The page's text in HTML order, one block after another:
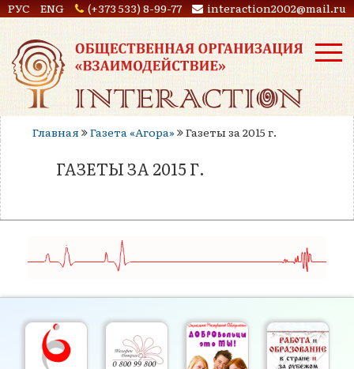
РУС ENG (+373 533) 8-99-77 interaction2002@mail.ru
Главная Газета «Агора» Газеты за 2015 г.
ГАЗЕТЫ ЗА 2015 Г.